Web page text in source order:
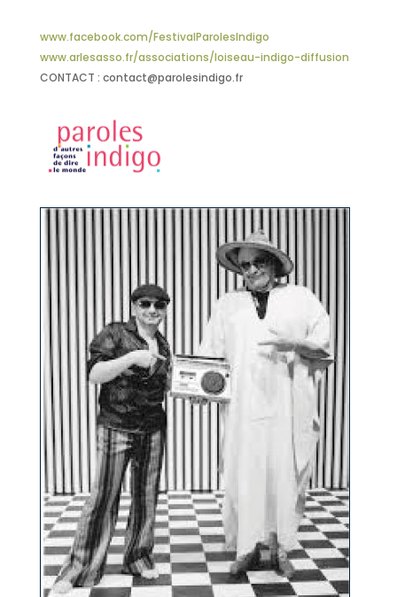
www.facebook.com/FestivalParolesIndigo
www.arlesasso.fr/associations/loiseau-indigo-diffusion
CONTACT : contact@parolesindigo.fr